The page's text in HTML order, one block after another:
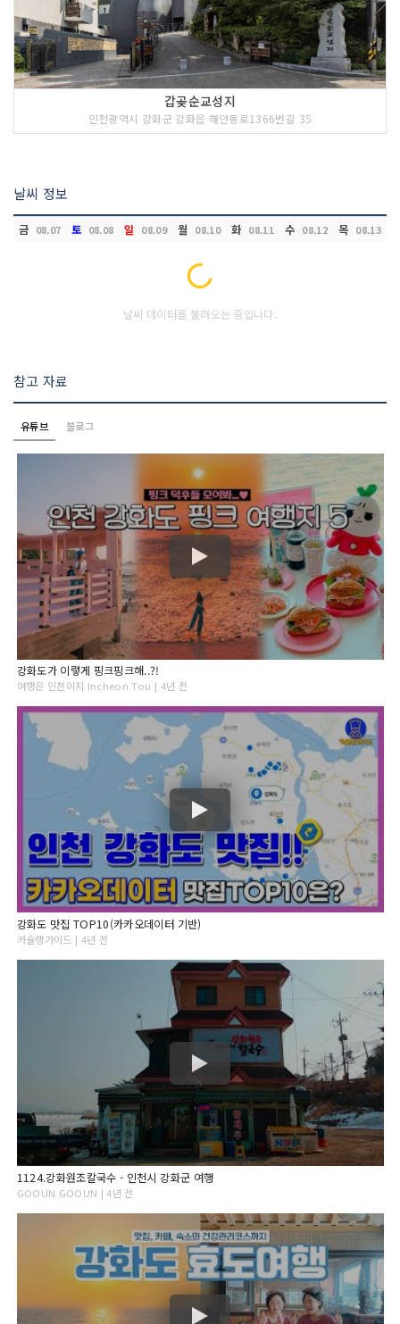
갑곶순교성지
인천광역시 강화군 강화읍 해안동로1366번길 35
날씨 정보
금 08.07 토 08.08 일 08.09 월 08.10 화 08.11 수 08.12 목 08.13
Loading...
날씨 데이터를 불러오는 중입니다.
참고 자료
유튜브 블로그
강화도가 이렇게 핑크핑크해..?!
여행은 인천이지 Incheon Tou | 4년 전
강화도 맛집 TOP10(카카오데이터 기반)
카슐랭가이드 | 4년 전
1124.강화원조칼국수 - 인천시 강화군 여행
GOOUN GOOUN | 4년 전